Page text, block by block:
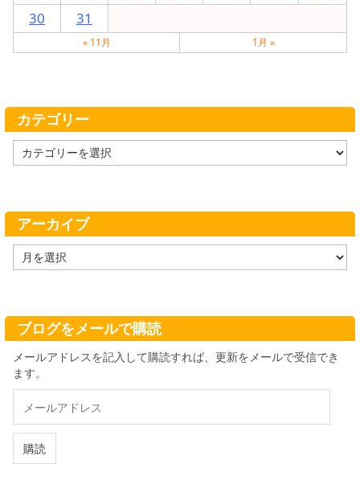
30
31
« 11月 1月 »
カテゴリー
テ
ー
アーカイブ
ー
ブ
ブログをメールで購読
メールアドレスを記入して購読すれば、更新をメールで受信でき
ます。
ル
ド
購読